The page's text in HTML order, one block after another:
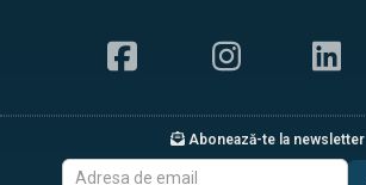
Abonează-te la newsletter